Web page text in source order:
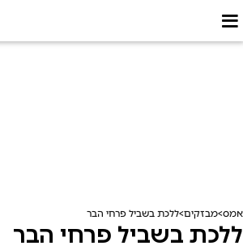
אמס מבזקים ללכת בשביל פרחי הבר
ללכת בשביל פרחי הבר